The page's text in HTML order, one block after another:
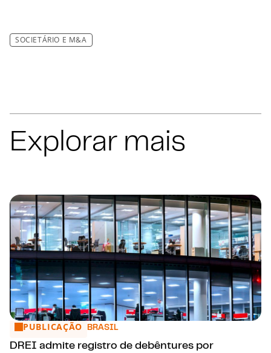
SOCIETÁRIO E M&A
Explorar mais
DREI admite registro de debêntures por sociedades
PUBLICAÇÃO BRASIL
DREI admite registro de debêntures por